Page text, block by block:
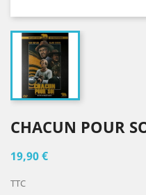
CHACUN POUR
19,90 €
TTC